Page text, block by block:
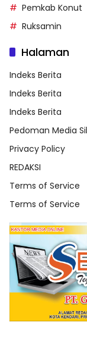
Pemkab Konut
Ruksamin
Halaman
Indeks Berita
Indeks Berita
Indeks Berita
Pedoman Media
Privacy Policy
REDAKSI
Terms of Service
Terms of Service